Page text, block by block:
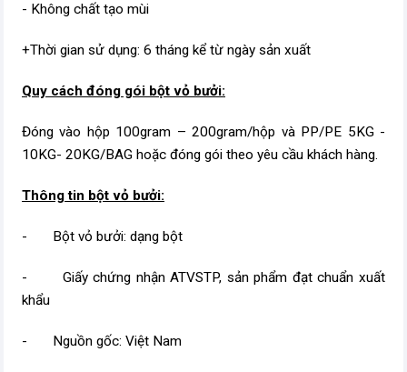
- Không chất tạo mùi
+Thời gian sử dụng: 6 tháng kể từ ngày sản xuất
Quy cách đóng gói bột vỏ bưởi:
Đóng vào hộp 100gram – 200gram/hộp và PP/PE 5KG -
10KG- 20KG/BAG hoặc đóng gói theo yêu cầu khách hàng.
Thông tin bột vỏ bưởi:
- Bột vỏ bưởi: dạng bột
- Giấy chứng nhận ATVSTP, sản phẩm đạt chuẩn xuất
khẩu
- Nguồn gốc: Việt Nam